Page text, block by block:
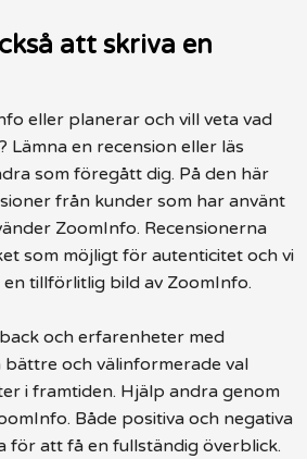
att skriva en
eller planerar och vill veta vad
Lämna en recension eller läs
som föregått dig. På den här
från kunder som har använt
ZoomInfo. Recensionerna
som möjligt för autenticitet och vi
tillförlitlig bild av ZoomInfo.
och erfarenheter med
och välinformerade val
i framtiden. Hjälp andra genom
Både positiva och negativa
för att få en fullständig överblick.